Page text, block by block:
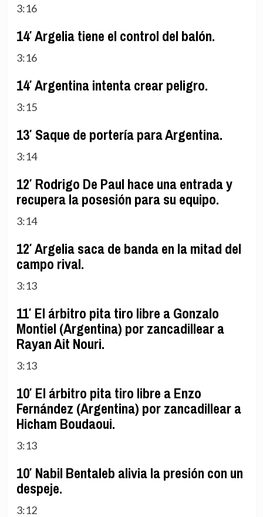
3:16
14′ Argelia tiene el control del balón.
3:16
14′ Argentina intenta crear peligro.
3:15
13′ Saque de portería para Argentina.
3:14
12′ Rodrigo De Paul hace una entrada y
recupera la posesión para su equipo.
3:14
12′ Argelia saca de banda en la mitad del
campo rival.
3:13
11′ El árbitro pita tiro libre a Gonzalo
Montiel (Argentina) por zancadillear a
Rayan Ait Nouri.
3:13
10′ El árbitro pita tiro libre a Enzo
Fernández (Argentina) por zancadillear a
Hicham Boudaoui.
3:13
10′ Nabil Bentaleb alivia la presión con un
despeje.
3:12